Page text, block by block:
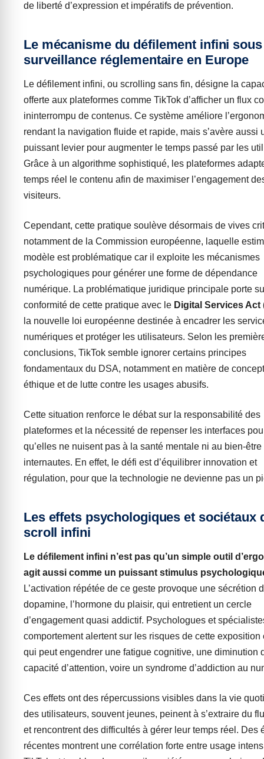
de liberté d’expression et impératifs de prévention.
Le mécanisme du défilement infini sous
surveillance réglementaire en Europe
Le défilement infini, ou scrolling sans fin, désigne la
offerte aux plateformes comme TikTok d’afficher un flux
ininterrompu de contenus. Ce système améliore
rendant la navigation fluide et rapide, mais s’avère aussi
puissant levier pour augmenter le temps passé par les
Grâce à un algorithme sophistiqué, les plateformes
temps réel le contenu afin de maximiser l’engagement
visiteurs.
Cependant, cette pratique soulève désormais de vives
notamment de la Commission européenne, laquelle
modèle est problématique car il exploite les mécanismes
psychologiques pour générer une forme de dépendance
numérique. La problématique juridique principale porte
conformité de cette pratique avec le Digital Services Act
la nouvelle loi européenne destinée à encadrer les
numériques et protéger les utilisateurs. Selon les
conclusions, TikTok semble ignorer certains principes
fondamentaux du DSA, notamment en matière de
éthique et de lutte contre les usages abusifs.
Cette situation renforce le débat sur la responsabilité des
plateformes et la nécessité de repenser les interfaces
qu’elles ne nuisent pas à la santé mentale ni au bien-être
internautes. En effet, le défi est d’équilibrer innovation et
régulation, pour que la technologie ne devienne pas un
Les effets psychologiques et sociétaux
scroll infini
Le défilement infini n’est pas qu’un simple outil
agit aussi comme un puissant stimulus
L’activation répétée de ce geste provoque une sécrétion
dopamine, l’hormone du plaisir, qui entretient un cercle
d’engagement quasi addictif. Psychologues et
comportement alertent sur les risques de cette exposition
qui peut engendrer une fatigue cognitive, une diminution
capacité d’attention, voire un syndrome d’addiction au
Ces effets ont des répercussions visibles dans la vie
des utilisateurs, souvent jeunes, peinent à s’extraire du
et rencontrent des difficultés à gérer leur temps réel. Des
récentes montrent une corrélation forte entre usage